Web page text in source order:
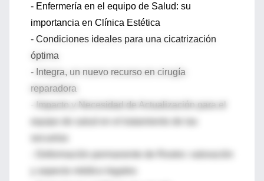
- Enfermería en el equipo de Salud: su
importancia en Clínica Estética
- Condiciones ideales para una cicatrización
óptima
- Integra, un nuevo recurso en cirugía
reparadora
- Impacto y Necesidad de Actualización para el
equipo de salud en el tratamiento de las
y aspecto médico legales